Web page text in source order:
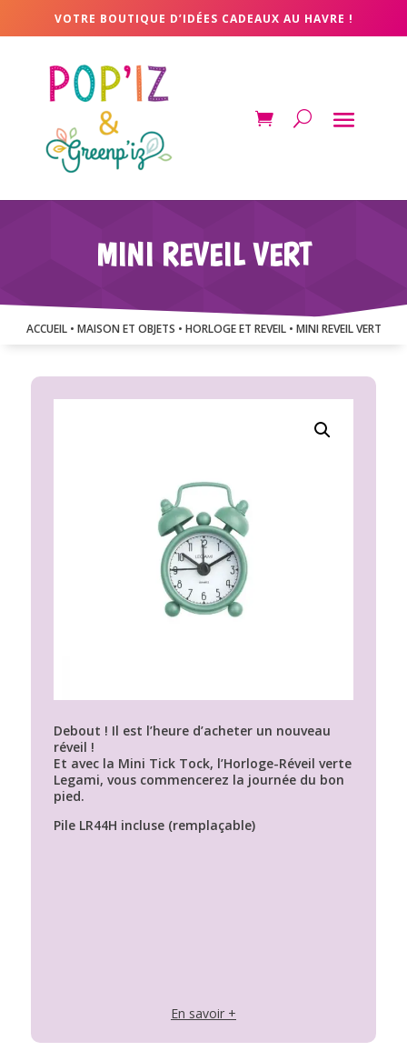
VOTRE BOUTIQUE D’IDÉES CADEAUX AU HAVRE !
MINI REVEIL VERT
ACCUEIL• MAISON ET OBJETS • HORLOGE ET REVEIL• MINI REVEIL VERT
Debout ! Il est l’heure d’acheter un nouveau
réveil !
Et avec la Mini Tick Tock, l’Horloge-Réveil verte
Legami, vous commencerez la journée du bon
pied.
Pile LR44H incluse (remplaçable)
En savoir +